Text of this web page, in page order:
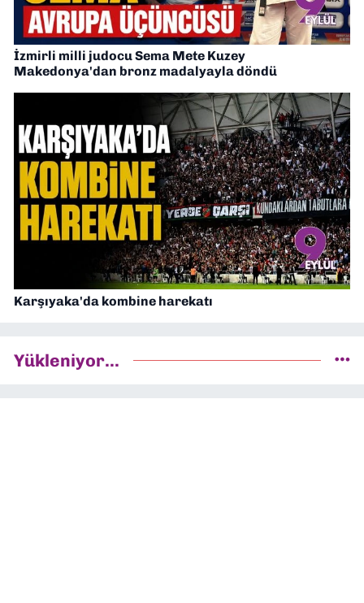
İzmirli milli judocu Sema Mete Kuzey
Makedonya'dan bronz madalyayla döndü
Karşıyaka'da kombine harekatı
Yükleniyor...